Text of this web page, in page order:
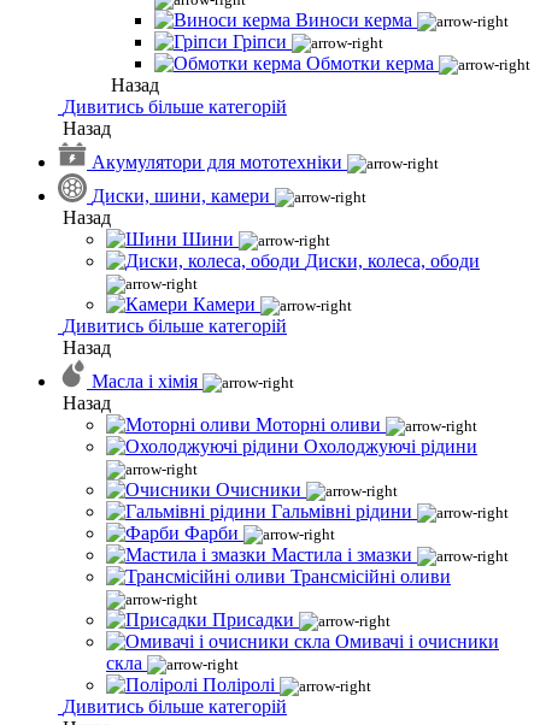
Виноси керма
Гріпси
Обмотки керма
Назад
Дивитись більше категорій
Назад
Акумулятори для мототехніки
Диски, шини, камери
Назад
Шини
Диски, колеса, ободи
Камери
Дивитись більше категорій
Назад
Масла і хімія
Назад
Моторні оливи
Охолоджуючі рідини
Очисники
Гальмівні рідини
Фарби
Мастила і змазки
Трансмісійні оливи
Присадки
Омивачі і очисники
скла
Поліролі
Дивитись більше категорій